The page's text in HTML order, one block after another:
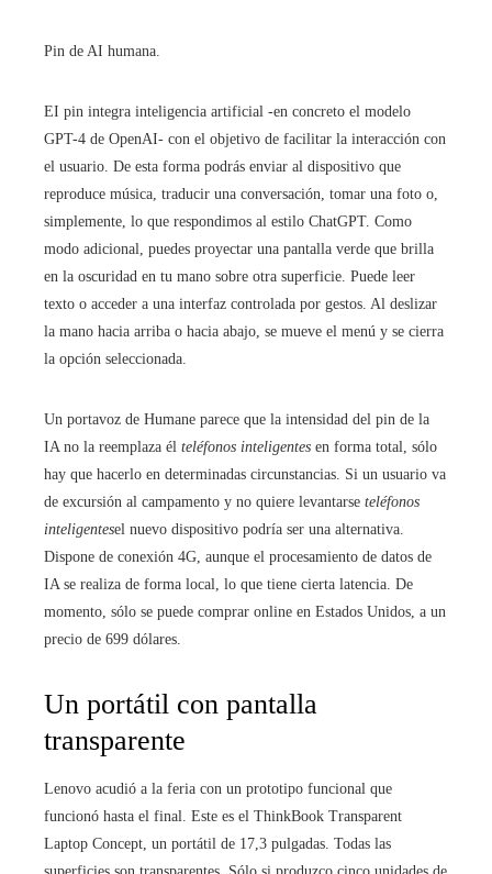
Pin de AI humana.
EI pin integra inteligencia artificial -en concreto el modelo
GPT-4 de OpenAI- con el objetivo de facilitar la interacción con
el usuario. De esta forma podrás enviar al dispositivo que
reproduce música, traducir una conversación, tomar una foto o,
simplemente, lo que respondimos al estilo ChatGPT. Como
modo adicional, puedes proyectar una pantalla verde que brilla
en la oscuridad en tu mano sobre otra superficie. Puede leer
texto o acceder a una interfaz controlada por gestos. Al deslizar
la mano hacia arriba o hacia abajo, se mueve el menú y se cierra
la opción seleccionada.
Un portavoz de Humane parece que la intensidad del pin de la
IA no la reemplaza él teléfonos inteligentes en forma total, sólo
hay que hacerlo en determinadas circunstancias. Si un usuario va
de excursión al campamento y no quiere levantarse teléfonos
inteligentesel nuevo dispositivo podría ser una alternativa.
Dispone de conexión 4G, aunque el procesamiento de datos de
IA se realiza de forma local, lo que tiene cierta latencia. De
momento, sólo se puede comprar online en Estados Unidos, a un
precio de 699 dólares.
Un portátil con pantalla
transparente
Lenovo acudió a la feria con un prototipo funcional que
funcionó hasta el final. Este es el ThinkBook Transparent
Laptop Concept, un portátil de 17,3 pulgadas. Todas las